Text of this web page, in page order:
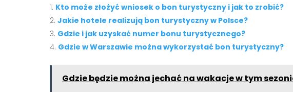
Kto może złożyć wniosek o bon turystyczny i jak to zrobić?
Jakie hotele realizują bon turystyczny w Polsce?
Gdzie i jak uzyskać numer bonu turystycznego?
Gdzie w Warszawie można wykorzystać bon turystyczny?
Gdzie będzie można jechać na wakacje w tym